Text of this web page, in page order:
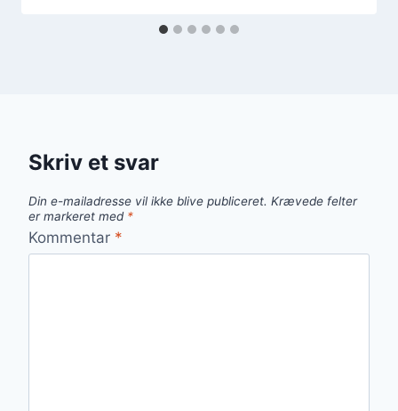
Skriv et svar
Din e-mailadresse vil ikke blive publiceret. Krævede felter
er markeret med *
Kommentar *